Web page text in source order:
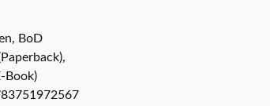
BoD
Book)